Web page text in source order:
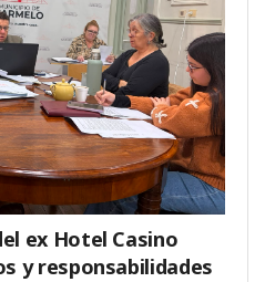
ex Hotel Casino
y responsabilidades